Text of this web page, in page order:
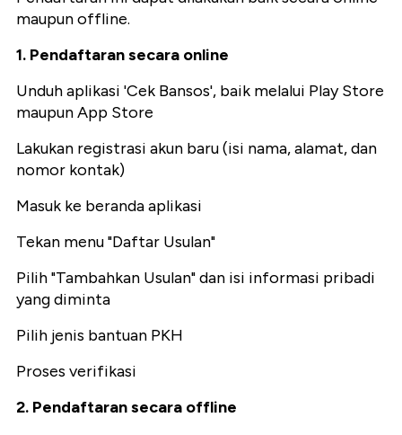
maupun offline.
1. Pendaftaran secara online
Unduh aplikasi 'Cek Bansos', baik melalui Play Store
maupun App Store
Lakukan registrasi akun baru (isi nama, alamat, dan
nomor kontak)
Masuk ke beranda aplikasi
Tekan menu "Daftar Usulan"
Pilih "Tambahkan Usulan" dan isi informasi pribadi
yang diminta
Pilih jenis bantuan PKH
Proses verifikasi
2. Pendaftaran secara offline